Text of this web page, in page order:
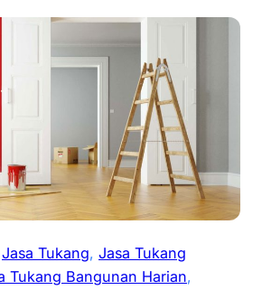
Jasa Tukang, Jasa Tukang
Tukang Bangunan Harian